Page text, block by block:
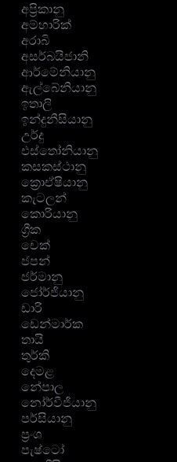
අප්‍රිකානු
අම්හාරික්
අරාබි
අසර්බයිජානි
ආර්මේනියානු
ඇල්බේනියානු
ඉතාලි
ඉන්දුනීසියානු
උර්දු
එස්තෝනියානු
කසකස්ථානු
ක්‍රොඒෂියානු
කැටලන්
කොරියානු
ග්‍රීක
චෙක්
ජපන්
ජර්මානු
ජෝර්ජියානු
ඩාරි
ඩෙන්මාර්ක
තායි
තුර්කි
දෙමළ
නේපාල
නෝර්වීජියානු
පර්සියානු
ප්‍රංශ
පැෂ්ටෝ